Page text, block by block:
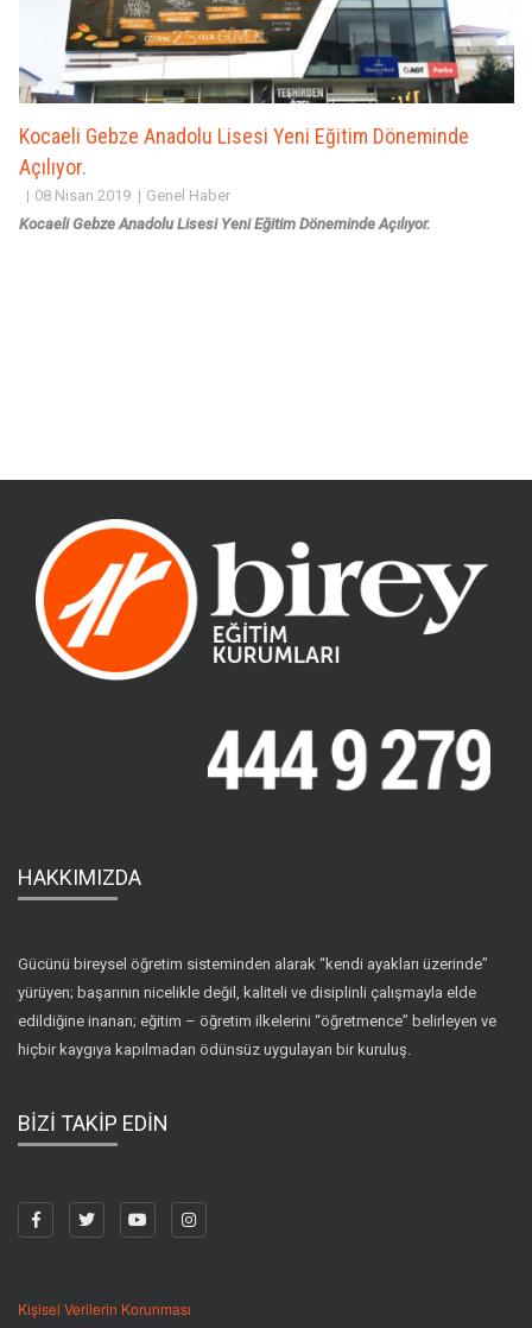
Kocaeli Gebze Anadolu Lisesi Yeni Eğitim Döneminde
Açılıyor.
08 Nisan 2019
Genel Haber
Kocaeli Gebze Anadolu Lisesi Yeni Eğitim Döneminde Açılıyor.
HAKKIMIZDA
Gücünü bireysel öğretim sisteminden alarak “kendi ayakları üzerinde”
yürüyen; başarının nicelikle değil, kaliteli ve disiplinli çalışmayla elde
edildiğine inanan; eğitim – öğretim ilkelerini “öğretmence” belirleyen ve
hiçbir kaygıya kapılmadan ödünsüz uygulayan bir kuruluş.
BİZİ TAKİP EDİN
Kişisel Verilerin Korunması